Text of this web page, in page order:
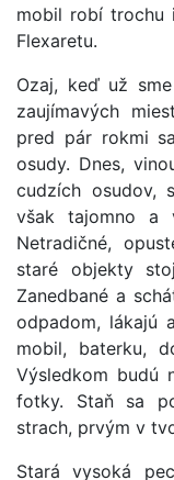
mobil robí trochu
Flexaretu.
Ozaj, keď už
zaujímavých
pred pár rokmi
osudy. Dnes,
cudzích osudov,
však tajomno a
Netradičné,
staré objekty
Zanedbané a
odpadom, lákajú
mobil, baterku,
Výsledkom budú
fotky. Staň sa
strach, prvým v
Stará vysoká